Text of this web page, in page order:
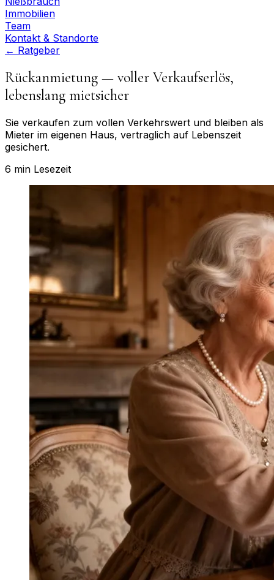
Immobilien
Team
Kontakt & Standorte
← Ratgeber
Rückanmietung — voller Verkaufserlös,
lebenslang mietsicher
Sie verkaufen zum vollen Verkehrswert und bleiben als
Mieter im eigenen Haus, vertraglich auf Lebenszeit
gesichert.
6 min Lesezeit